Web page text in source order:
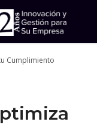
Cumplimiento